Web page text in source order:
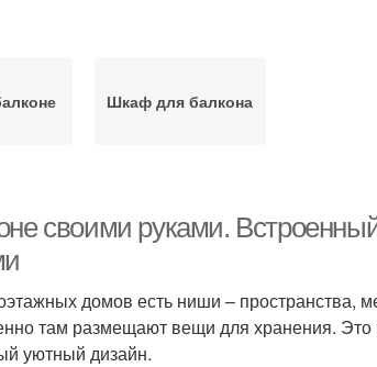
Шкаф для балкона
своими руками.
домов есть ниши – пространства,
там размещают вещи для хранения. Это
уютный дизайн.